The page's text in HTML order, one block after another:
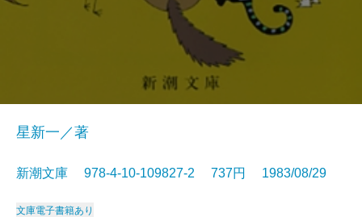
星新一／著
新潮文庫 978-4-10-109827-2 737円 1983/08/29
文庫電子書籍あり